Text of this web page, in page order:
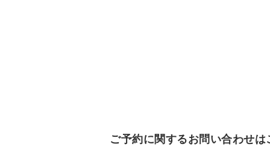
ご予約に関するお問い合わせ